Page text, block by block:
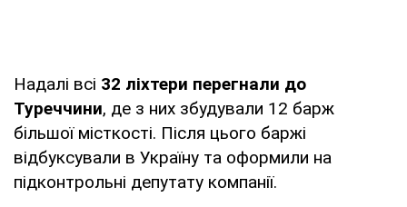
Надалі всі 32 ліхтери перегнали до
Туреччини, де з них збудували 12 барж
більшої місткості. Після цього баржі
відбуксували в Україну та оформили на
підконтрольні депутату компанії.